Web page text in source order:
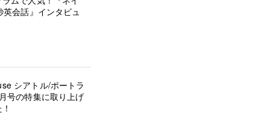
会話』インタビュ
シアトル/ポートラ
号の特集に取り上げ